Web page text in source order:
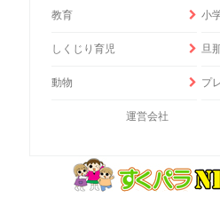
教育 小
しくじり育児 旦
動物 プ
運営会社